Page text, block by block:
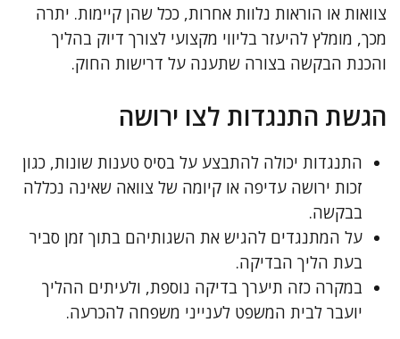
צוואות או הוראות נלוות אחרות, ככל שהן קיימות. יתרה
מכך, מומלץ להיעזר בליווי מקצועי לצורך דיוק בהליך
והכנת הבקשה בצורה שתענה על דרישות החוק.
הגשת התנגדות לצו ירושה
התנגדות יכולה להתבצע על בסיס טענות שונות, כגון
זכות ירושה עדיפה או קיומה של צוואה שאינה נכללה
בבקשה.
על המתנגדים להגיש את השגותיהם בתוך זמן סביר
בעת הליך הבדיקה.
במקרה כזה תיערך בדיקה נוספת, ולעיתים ההליך
יועבר לבית המשפט לענייני משפחה להכרעה.